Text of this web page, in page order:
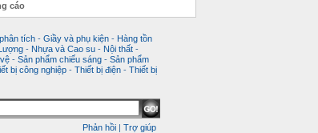
cáo
tích - Giầy và phụ kiện - Hàng tồn
- Nhựa và Cao su - Nội thất -
- Sản phẩm chiếu sáng - Sản phẩm
bị công nghiệp - Thiết bị điện - Thiết bị
Phản hồi Trợ giúp